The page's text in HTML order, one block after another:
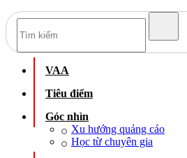
VAA
Tiêu điểm
Góc nhìn
Xu hướng quảng cáo
Học từ chuyên gia